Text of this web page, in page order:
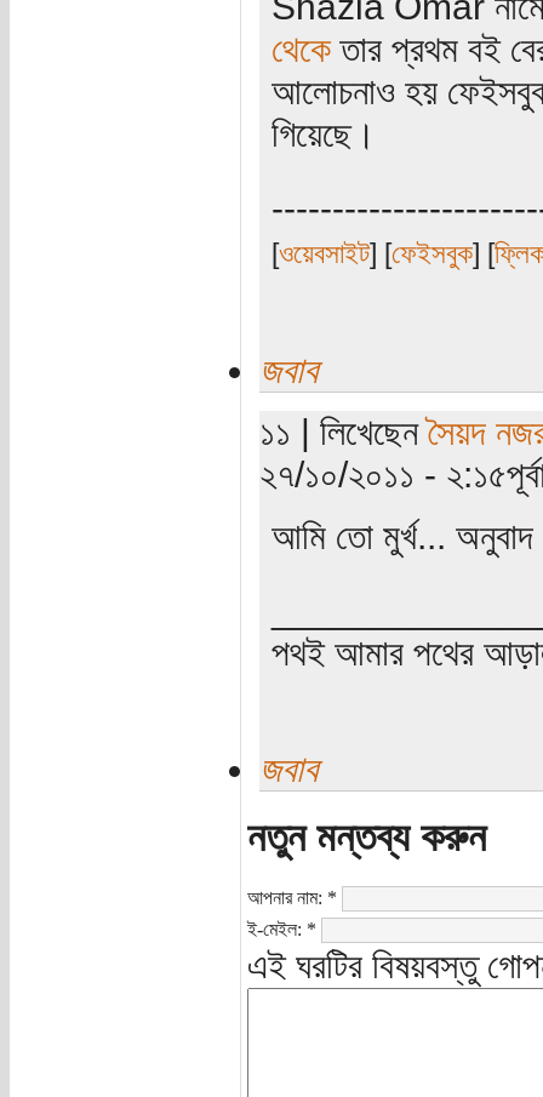
থেকেতার প্রথম বই
আলোচনাও হয়
গিয়েছে।
[ওয়েবসাইট] [ফেইসবুক] [
জবাব
১১ | লিখেছেনসৈয়দ
২৭/১০/২০১১ -
আমি তো মুর্খ... অনুবাদ
পথই আমার পথের
জবাব
নতুন মন্তব্য করুন
আপনার নাম: *
ই-মেইল: *
এই ঘরটির বিষয়বস্তু